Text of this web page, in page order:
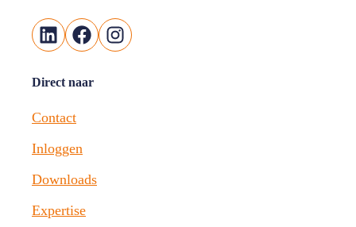
LinkedIn
FacebookInstagram
Direct naar
Contact
Inloggen
Downloads
Expertise